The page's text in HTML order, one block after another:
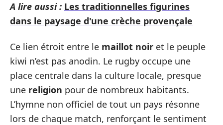
A lire aussi : Les traditionnelles figurines
dans le paysage d'une crèche provençale
Ce lien étroit entre le maillot noir et le peuple
kiwi n’est pas anodin. Le rugby occupe une
place centrale dans la culture locale, presque
une religion pour de nombreux habitants.
L’hymne non officiel de tout un pays résonne
lors de chaque match, renforçant le sentiment